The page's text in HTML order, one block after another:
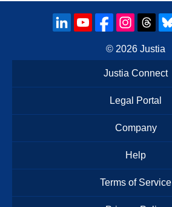
© 2026 Justia
Justia Connect
Legal Portal
Company
Help
Terms of Service